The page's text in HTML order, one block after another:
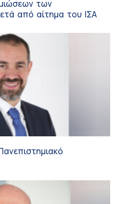
των
από αίτημα του ΙΣΑ